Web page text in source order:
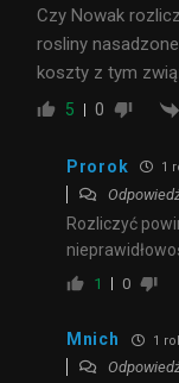
Czy Nowak
rosliny
koszty z tym
5 0
Prorok 1
Rozliczyć
1 0
Mnich 1